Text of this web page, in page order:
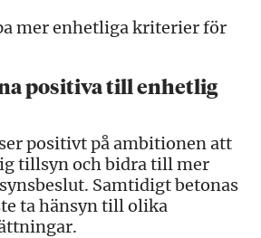
mer enhetliga kriterier för
positiva till enhetlig
positivt på ambitionen att
tillsyn och bidra till mer
Samtidigt betonas
ta hänsyn till olika